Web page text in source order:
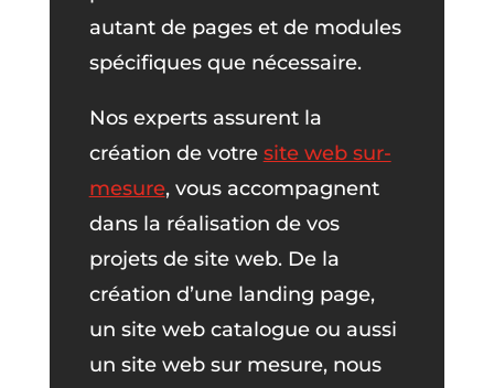
autant de pages et de modules
spécifiques que nécessaire.
Nos experts assurent la
création de votre site web sur-
mesure, vous accompagnent
dans la réalisation de vos
projets de site web. De la
création d’une landing page,
un site web catalogue ou aussi
un site web sur mesure, nous